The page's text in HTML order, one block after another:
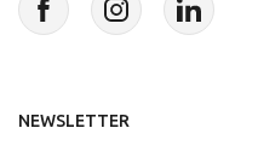
NEWSLETTER